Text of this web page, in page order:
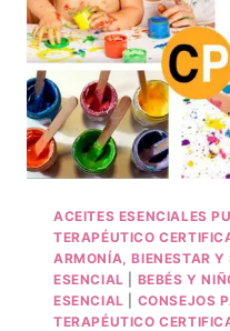
ACEITES ESENCIALES
TERAPÉUTICO
ARMONÍA, BIENESTAR Y
ESENCIAL
BEBÉS Y
ESENCIAL
CONSEJOS
TERAPÉUTICO